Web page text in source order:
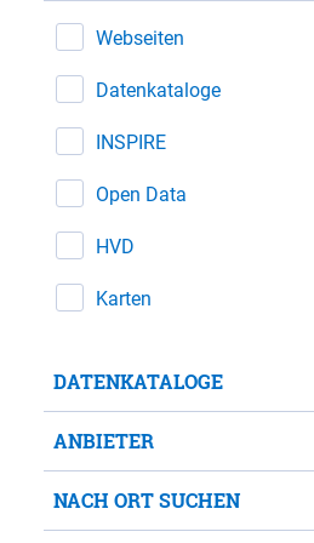
Webseiten
Datenkataloge
INSPIRE
Open Data
HVD
Karten
DATENKATALOGE
ANBIETER
NACH ORT SUCHEN